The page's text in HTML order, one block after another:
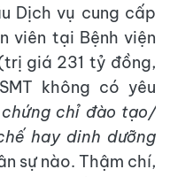
Dịch vụ cung cấp
viên tại Bệnh viện
giá 231 tỷ đồng,
không có yêu
chỉ đào tạo/
hay dinh dưỡng
sự nào. Thậm chí,